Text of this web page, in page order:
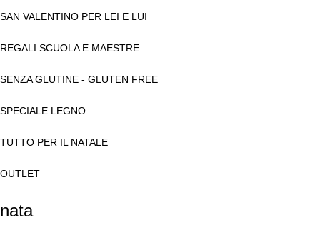
SAN VALENTINO PER LEI E LUI
REGALI SCUOLA E MAESTRE
SENZA GLUTINE - GLUTEN FREE
SPECIALE LEGNO
TUTTO PER IL NATALE
OUTLET
nata